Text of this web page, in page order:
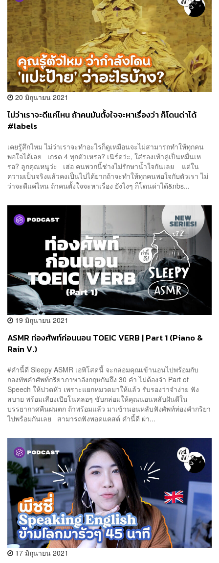
20 มิถุนายน 2021
ไม่ว่าเราจะดีแค่ไหน ถ้าคนมันตั้งใจจะหาเรื่องว่า ก็โดนด่าได้
#labels
เคยรู้สึกไหม ไม่ว่าเราจะทำอะไรก็ดูเหมือนจะไม่สามารถทำให้ทุกคน
พอใจได้เลย เกรด 4 ทุกตัวเหรอ? เนิร์ดว่ะ, ใส่รองเท้าคู่เป็นหมื่นเห
รอ? ลูกคุณหนูว่ะ เฮ่อ คนพวกนี้ช่างไม่รักษาน้ำใจกันเลย แต่ใน
ความเป็นจริงแล้วคงเป็นไปได้ยากถ้าจะทำให้ทุกคนพอใจกับตัวเรา ไม่
ว่าจะดีแค่ไหน ถ้าคนตั้งใจจะหาเรื่อง ยังไงๆ ก็โดนด่าได้&nbs...
19 มิถุนายน 2021
ASMR ท่องศัพท์ก่อนนอน TOEIC VERB | Part 1 (Piano &
Rain V.)
#คำนี้ดี Sleepy ASMR เอพิโสดนี้ จะกล่อมคุณเข้านอนไปพร้อมกับ
กองทัพคำศัพท์กริยาภาษาอังกฤษกันถึง 30 คำ ไม่ต้องจำ Part of
Speech ให้ปวดหัว เพราะแยกหมวดมาให้แล้ว รับรองว่าจำง่าย ฟัง
สบาย พร้อมเสียงเปียโนคลอๆ ขับกล่อมให้คุณนอนหลับฝันดีใน
บรรยากาศคืนฝนตก ถ้าพร้อมแล้ว มาเข้านอนหลับฟังศัพท์ท่องคำกริยา
ไปพร้อมกันเลย สามารถฟังพอดแคสต์ คำนี้ดี ผ่า...
17 มิถุนายน 2021